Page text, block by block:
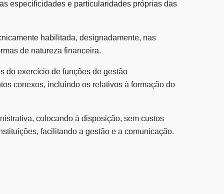
especificidades e particularidades próprias das
habilitada, designadamente, nas
de natureza financeira.
do exercício de funções de gestão
conexos, incluindo os relativos à formação do
colocando à disposição, sem custos
facilitando a gestão e a comunicação.